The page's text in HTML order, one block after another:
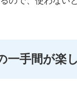
一手間が楽